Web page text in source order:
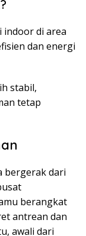
di area
dan energi
stabil,
tetap
bergerak dari
berangkat
antrean dan
awali dari